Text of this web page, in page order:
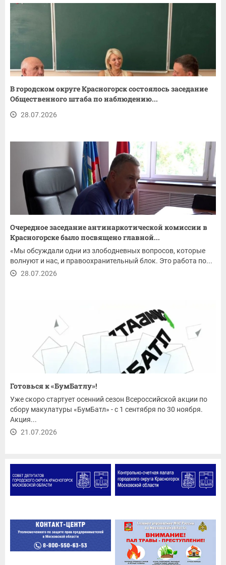
В городском округе Красногорск состоялось заседание
Общественного штаба по наблюдению...
28.07.2026
Очередное заседание антинаркотической комиссии в
Красногорске было посвящено главной...
«Мы обсуждали одни из злободневных вопросов, которые
волнуют и нас, и правоохранительный блок. Это работа по...
28.07.2026
Готовься к «БумБатлу»!
Уже скоро стартует осенний сезон Всероссийской акции по
сбору макулатуры «БумБатл» - с 1 сентября по 30 ноября.
Акция...
21.07.2026